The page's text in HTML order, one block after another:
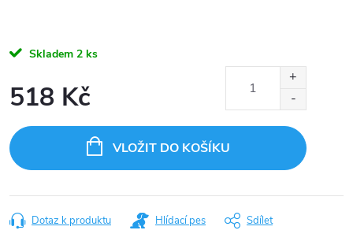
Skladem 2 ks
518 Kč
cena:
VLOŽIT DO KOŠÍKU
Dotaz k produktu Hlídací pes Sdílet